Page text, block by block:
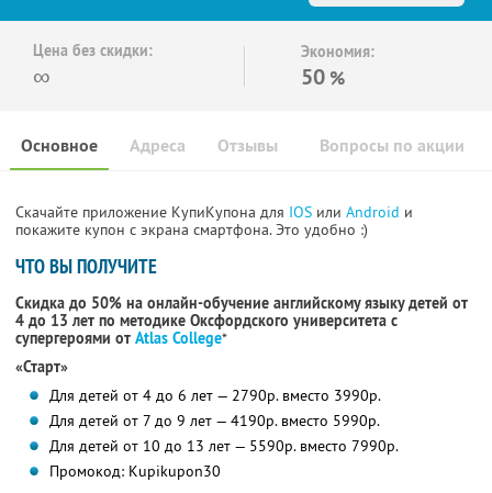
Цена без скидки:
∞
Экономия:
50 %
Основное Отзывы Вопросы по акции
Адреса
Скачайте приложение КупиКупона для IOS или Android и
покажите купон с экрана смартфона. Это удобно :)
ЧТО ВЫ ПОЛУЧИТЕ
Скидка до 50% на онлайн-обучение английскому языку детей от
4 до 13 лет по методике Оксфордского университета с
супергероями от Atlas College*
«Старт»
Для детей от 4 до 6 лет — 2790р. вместо 3990р.
Для детей от 7 до 9 лет — 4190р. вместо 5990р.
Для детей от 10 до 13 лет — 5590р. вместо 7990р.
Промокод: Kupikupon30